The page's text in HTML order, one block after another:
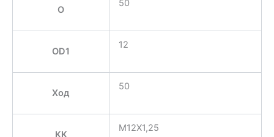
O
50
OD1
12
Ход
50
M12X1,25